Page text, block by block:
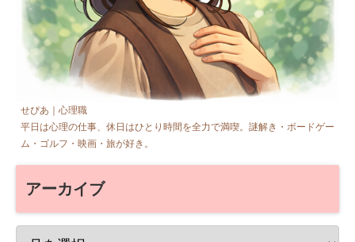
せぴあ｜心理職
平日は心理の仕事、休日はひとり時間を全力で満喫。謎解き・ボードゲー
ム・ゴルフ・映画・旅が好き。
アーカイブ